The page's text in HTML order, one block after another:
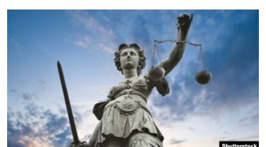
АРНАЙЫ ЖОБАЛАР
ЖАЗЫЛЫҢЫЗ